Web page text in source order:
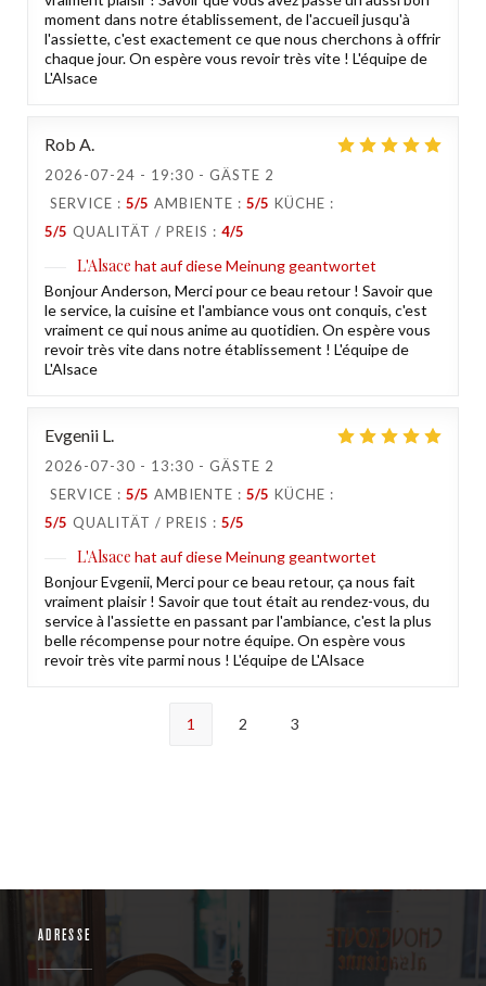
moment dans notre établissement, de l'accueil jusqu'à
l'assiette, c'est exactement ce que nous cherchons à offrir
chaque jour. On espère vous revoir très vite ! L'équipe de
L'Alsace
Rob A
2026-07-24 - 19:30 - GÄSTE 2
SERVICE : 5/5 AMBIENTE : 5/5 KÜCHE :
5/5 QUALITÄT / PREIS : 4/5
L'Alsace hat auf diese Meinung geantwortet
Bonjour Anderson, Merci pour ce beau retour ! Savoir que
le service, la cuisine et l'ambiance vous ont conquis, c'est
vraiment ce qui nous anime au quotidien. On espère vous
revoir très vite dans notre établissement ! L'équipe de
L'Alsace
Evgenii L
2026-07-30 - 13:30 - GÄSTE 2
SERVICE : 5/5 AMBIENTE : 5/5 KÜCHE :
5/5 QUALITÄT / PREIS : 5/5
L'Alsace hat auf diese Meinung geantwortet
Bonjour Evgenii, Merci pour ce beau retour, ça nous fait
vraiment plaisir ! Savoir que tout était au rendez-vous, du
service à l'assiette en passant par l'ambiance, c'est la plus
belle récompense pour notre équipe. On espère vous
revoir très vite parmi nous ! L'équipe de L'Alsace
1 2 3
ADRESSE